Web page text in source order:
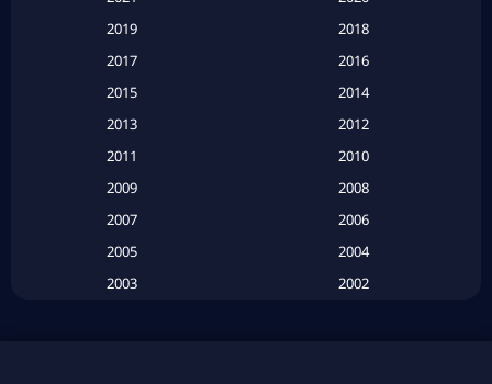
Based on a True Story เรื่องจริง (20)
Based on a True Story เรื่องจริง (16)
2019
2018
2017
2016
2015
2014
2013
2012
2011
2010
2009
2008
2007
2006
2005
2004
2003
2002